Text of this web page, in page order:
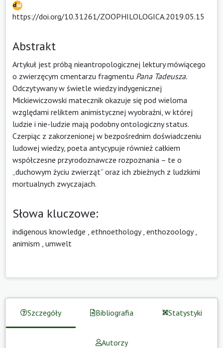
https://doi.org/10.31261/ZOOPHILOLOGICA.2019.05.15
Abstrakt
Artykuł jest próbą nieantropologicznej lektury mówiącego
o zwierzęcym cmentarzu fragmentu Pana Tadeusza.
Odczytywany w świetle wiedzy indygenicznej
Mickiewiczowski matecznik okazuje się pod wieloma
względami reliktem animistycznej wyobraźni, w której
ludzie i nie-ludzie mają podobny ontologiczny status.
Czerpiąc z zakorzenionej w bezpośrednim doświadczeniu
ludowej wiedzy, poeta antycypuje również całkiem
współczesne przyrodoznawcze rozpoznania – te o
„duchowym życiu zwierząt” oraz ich zbieżnych z ludzkimi
mortualnych zwyczajach.
Słowa kluczowe:
indigenous knowledge ethnoethology, enthozoology,
animism umwelt
Szczegóły Bibliografia Statystyki
Autorzy